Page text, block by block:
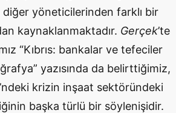
yöneticilerinden farklı bir
kaynaklanmaktadır. Gerçek’te
“Kıbrıs: bankalar ve tefeciler
yazısında da belirttiğimiz,
krizin inşaat sektöründeki
başka türlü bir söylenişidir.